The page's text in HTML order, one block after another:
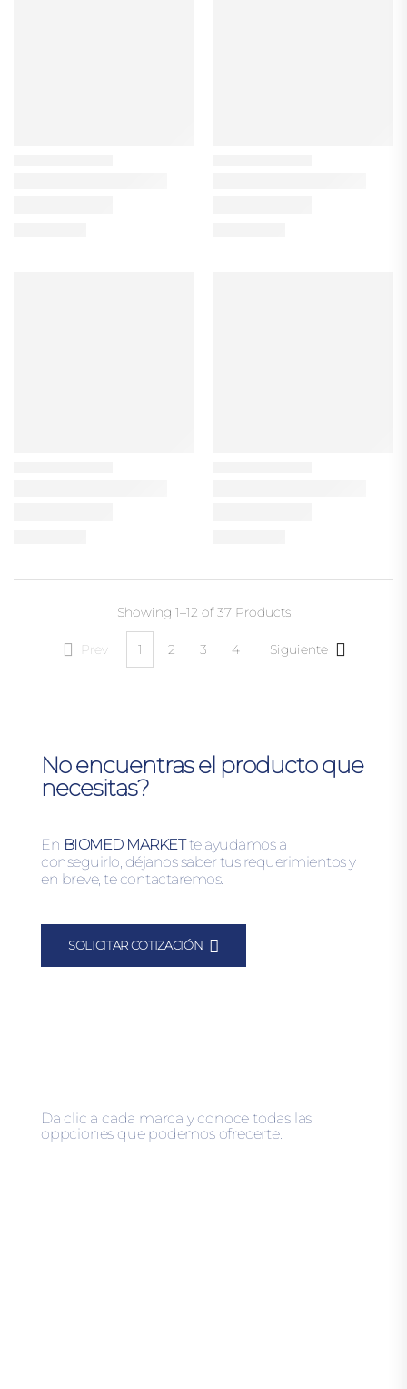
Showing 1–12 of 37Products
Prev 1 2 3 4 Siguiente
No encuentras el producto que
necesitas?
En BIOMED MARKETte ayudamos a
conseguirlo, déjanos saber tus requerimientos y
en breve, te contactaremos.
SOLICITAR COTIZACIÓN
Da clic a cada marca y conoce todas las
oppciones que podemos ofrecerte.